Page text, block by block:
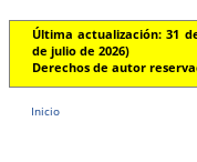
Última actualización: 31
de julio de 2026)
Derechos de autor
Inicio